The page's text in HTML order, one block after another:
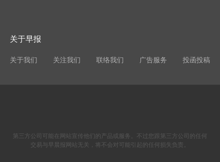
关于早报
关于我们 关注我们 联络我们 广告服务 投函投稿
第三方公司可能在网站宣传他们的产品或服务。不过您跟第三方公司的任何
交易与早晨报网站无关，将不会对可能引起的任何损失负责。